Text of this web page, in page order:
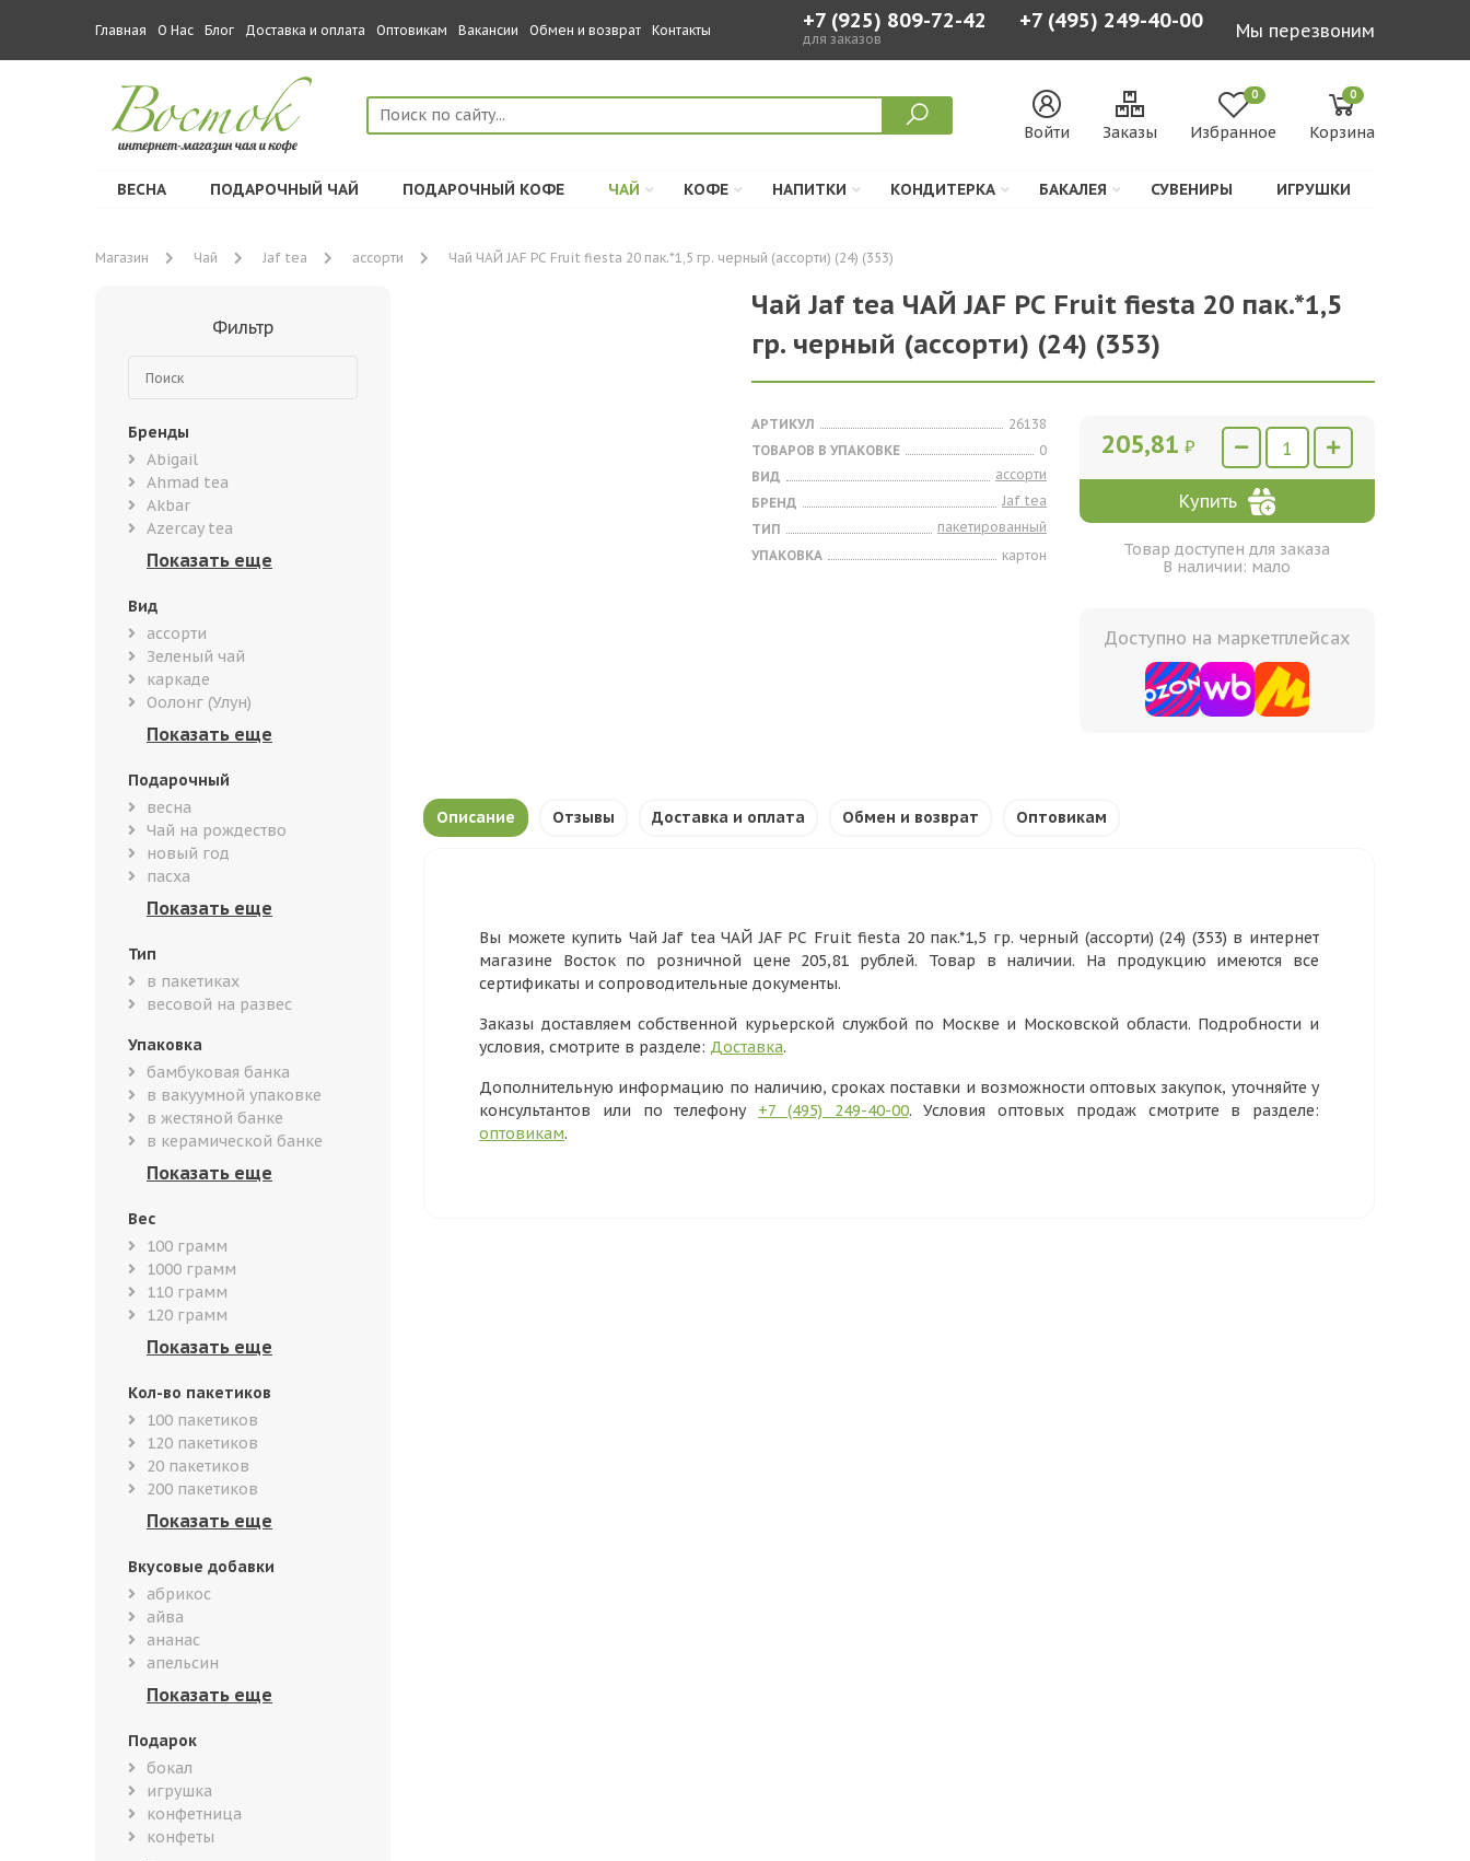
Главная О Нас Блог Доставка и оплата Оптовикам Вакансии Обмен и возврат Контакты +7 (925) 809-72-42
для заказов
+7 (495) 249-40-00 Мы перезвоним
Войти Заказы
0
Избранное
0
Корзина
ВЕСНА ПОДАРОЧНЫЙ ЧАЙ ПОДАРОЧНЫЙ КОФЕ ЧАЙ КОФЕ НАПИТКИ КОНДИТЕРКА БАКАЛЕЯ СУВЕНИРЫ ИГРУШКИ
Магазин Чай Jaf tea ассорти Чай ЧАЙ JAF РС Fruit fiesta 20 пак.*1,5 гр. черный (ассорти) (24) (353)
Фильтр
Бренды
Abigail
Ahmad tea
Akbar
Azercay tea
Вид
ассорти
Зеленый чай
каркаде
Оолонг (Улун)
Подарочный
весна
Чай на рождество
новый год
пасха
Тип
в пакетиках
весовой на развес
Упаковка
бамбуковая банка
в вакуумной упаковке
в жестяной банке
в керамической банке
Вес
100 грамм
1000 грамм
110 грамм
120 грамм
Кол-во пакетиков
100 пакетиков
120 пакетиков
20 пакетиков
200 пакетиков
Вкусовые добавки
абрикос
айва
ананас
апельсин
Подарок
бокал
игрушка
конфетница
конфеты
Чай Jaf tea ЧАЙ JAF РС Fruit fiesta 20 пак.*1,5
гр. черный (ассорти) (24) (353)
АРТИКУЛ
26138
ТОВАРОВ В УПАКОВКЕ
0
ВИД
ассорти
БРЕНД
Jaf tea
ТИП
пакетированный
УПАКОВКА
картон
205,81 ₽
Купить
Товар доступен для заказа
В наличии: мало
Доступно на маркетплейсах
Описание Отзывы Доставка и оплата Обмен и возврат Оптовикам
Вы можете купить Чай Jaf tea ЧАЙ JAF РС Fruit fiesta 20 пак.*1,5 гр. черный (ассорти) (24) (353) в интернет
магазине Восток по розничной цене 205,81 рублей. Товар в наличии. На продукцию имеются все
сертификаты и сопроводительные документы.
Заказы доставляем собственной курьерской службой по Москве и Московской области. Подробности и
условия, смотрите в разделе: Доставка.
Дополнительную информацию по наличию, сроках поставки и возможности оптовых закупок, уточняйте у
консультантов или по телефону +7 (495) 249-40-00. Условия оптовых продаж смотрите в разделе:
оптовикам.